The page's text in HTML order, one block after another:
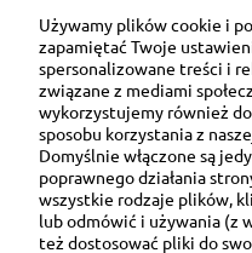
Ul.
91-
NIP:
Używamy plików cookie i
zapamiętać Twoje
spersonalizowane treści i
związane z mediami
wykorzystujemy również
sposobu korzystania z
Domyślnie włączone są
poprawnego działania
wszystkie rodzaje plików,
lub odmówić i używania (z
też dostosować pliki do